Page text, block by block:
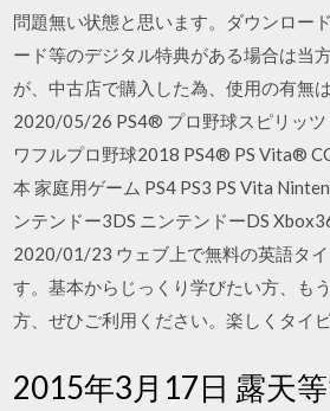
問題無い状態と思います。ダウンロー
ード等のデジタル特典がある場合は当
が、中古店で購入した為、使用の有無
2020/05/26 PS4® プロ野球スピリッ
ワフルプロ野球2018 PS4® PS Vita®
本 家庭用ゲーム PS4 PS3 PS Vita
ンテンドー3DS ニンテンドーDS
2020/01/23 ウェブ上で無料の英語タ
す。基本からじっくり学びたい方、も
方、ぜひご利用ください。楽しくタイ
2015年3月17日 露天